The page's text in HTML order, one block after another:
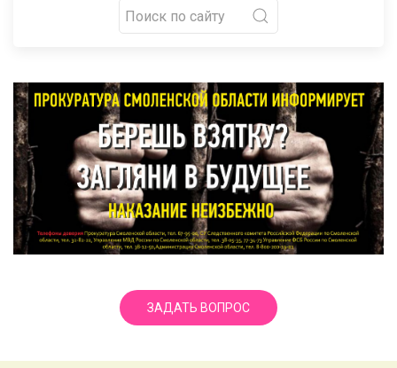
ЗАДАТЬ ВОПРОС